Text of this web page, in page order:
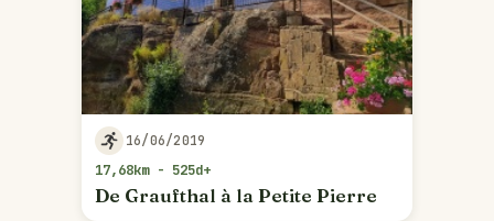
16/06/2019
17,68km - 525d+
De Graufthal à la Petite Pierre